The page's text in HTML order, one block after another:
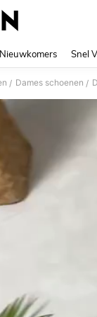
Nieuwkomers Snel
/ Dames schoenen /